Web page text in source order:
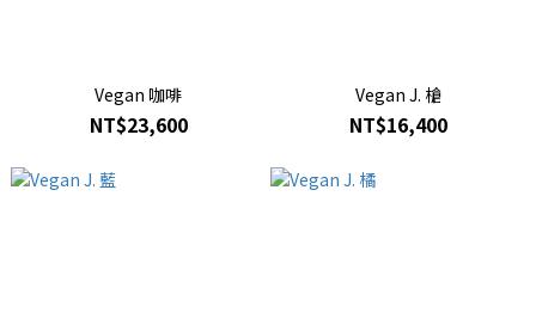
Vegan 咖啡
NT$23,600
Vegan J. 槍
NT$16,400